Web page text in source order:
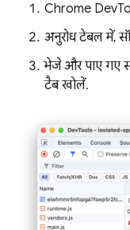
Chrome
अनुरोध टेबल में,
भेजे और पाए गए
टैब खोलें.